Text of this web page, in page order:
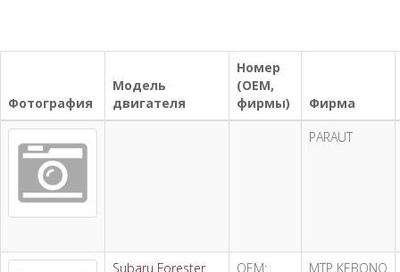
Фотография
Модель
двигателя
Номер
(OEM,
фирмы)
Фирма
PARAUT
Subaru Forester
OEM:
MTP KEBONO